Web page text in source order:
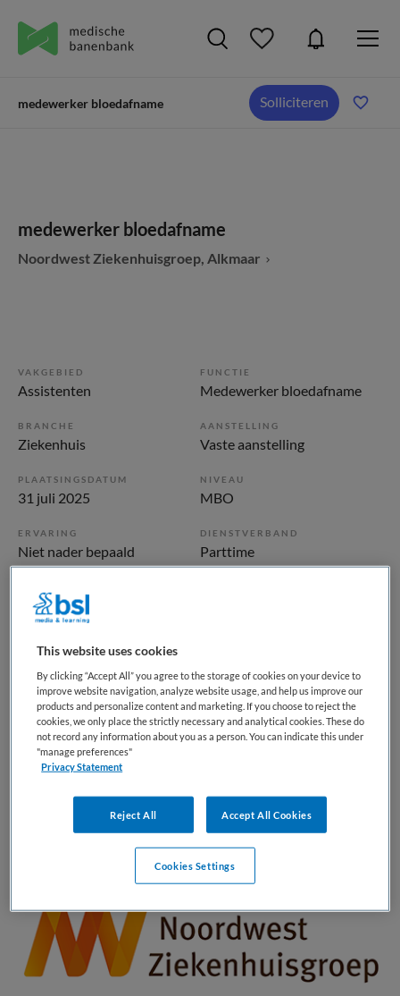
medewerker bloedafname Solliciteren
medewerker bloedafname
Noordwest Ziekenhuisgroep, Alkmaar
VAKGEBIED
Assistenten
FUNCTIE
Medewerker bloedafname
BRANCHE
Ziekenhuis
AANSTELLING
Vaste aanstelling
PLAATSINGSDATUM
31 juli 2025
NIVEAU
MBO
ERVARING
Niet nader bepaald
DIENSTVERBAND
Parttime
Vacature niet beschikbaar
Deze vacature medewerker bloedafname bij Noordwest
Ziekenhuisgroep is niet meer actueel. Hieronder staan
enkele vergelijkbare vacatures die voor u wellicht
interessant zijn.
This website uses cookies
By clicking “Accept All” you agree to the storage of cookies on your device to
improve website navigation, analyze website usage, and help us improve our
products and personalize content and marketing. If you choose to reject the
cookies, we only place the strictly necessary and analytical cookies. These do
not record any information about you as a person. You can indicate this under
"manage preferences"
Privacy Statement
Reject All Accept All Cookies
Cookies Settings